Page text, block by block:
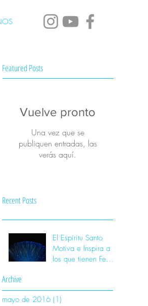
Featured Posts
Vuelve pronto
Una vez que se
publiquen entradas, las
verás aquí.
Recent Posts
El Espíritu Santo
Motiva e Inspira a
los que tienen Fe.
Archive
mayo de 2016 (1)